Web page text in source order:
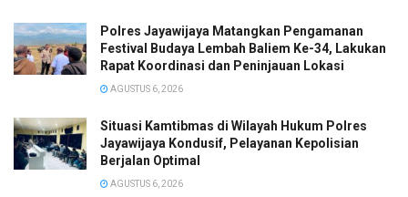
Polres Jayawijaya Matangkan Pengamanan
Festival Budaya Lembah Baliem Ke-34, Lakukan
Rapat Koordinasi dan Peninjauan Lokasi
AGUSTUS 6, 2026
Situasi Kamtibmas di Wilayah Hukum Polres
Jayawijaya Kondusif, Pelayanan Kepolisian
Berjalan Optimal
AGUSTUS 6, 2026